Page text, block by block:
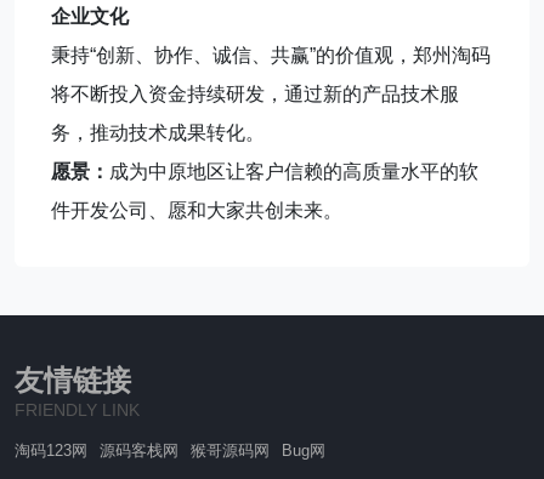
企业文化
秉持“创新、协作、诚信、共赢”的价值观，郑州淘码
将不断投入资金持续研发，通过新的产品技术服
务，推动技术成果转化。
愿景： 成为中原地区让客户信赖的高质量水平的软
件开发公司、愿和大家共创未来。
友情链接
FRIENDLY LINK
淘码123网 源码客栈网 猴哥源码网 Bug网